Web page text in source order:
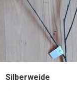
Silberweide